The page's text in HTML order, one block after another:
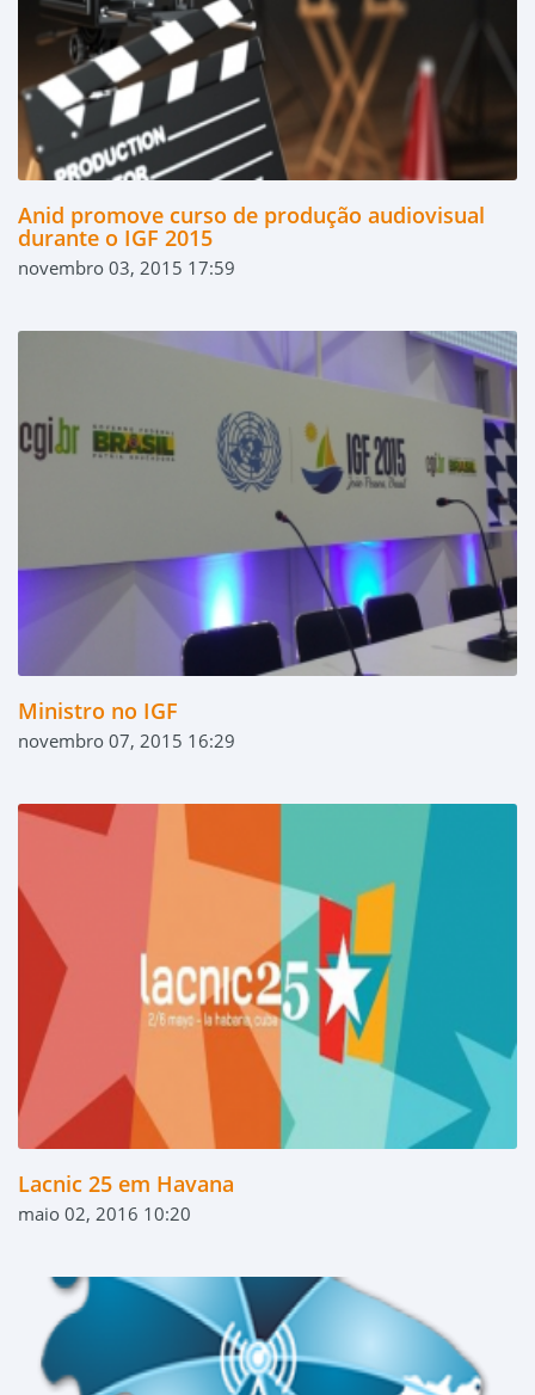
Anid promove curso de produção audiovisual
durante o IGF 2015
novembro 03, 2015 17:59
Ministro no IGF
novembro 07, 2015 16:29
Lacnic 25 em Havana
maio 02, 2016 10:20